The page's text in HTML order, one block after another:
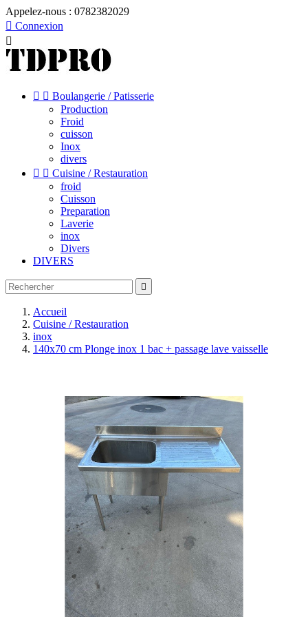
Appelez-nous : 0782382029
 Connexion

  Boulangerie / Patisserie
Production
Froid
cuisson
Inox
divers
  Cuisine / Restauration
froid
Cuisson
Preparation
Laverie
inox
Divers
DIVERS

Accueil
Cuisine / Restauration
inox
140x70 cm Plonge inox 1 bac + passage lave vaisselle